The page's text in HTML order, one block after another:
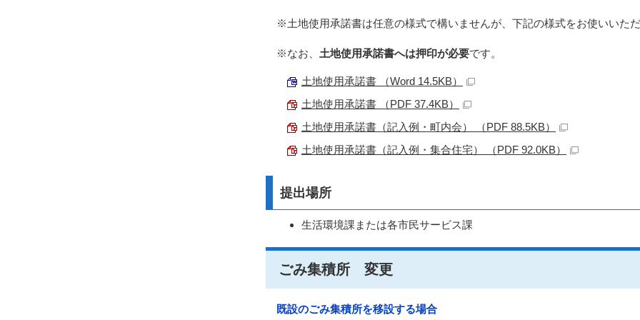
※土地使用承諾書は任意の様式で構いませんが、下記の様式をお使いいただ
※なお、 土地使用承諾書へは押印が必要です。
土地使用承諾書 （Word 14.5KB）
土地使用承諾書 （PDF 37.4KB）
土地使用承諾書（記入例・町内会） （PDF 88.5KB）
土地使用承諾書（記入例・集合住宅） （PDF 92.0KB）
提出場所
生活環境課または各市民サービス課
ごみ集積所 変更
既設のごみ集積所を移設する場合